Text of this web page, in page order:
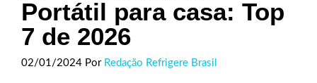
Portátil para casa: Top
7 de 2026
02/01/2024 Por Redação Refrigere Brasil